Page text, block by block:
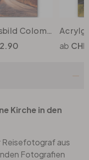
Acrylglasbild Colombo - Zypressenweg
Kirche in den
aus
Fotografien